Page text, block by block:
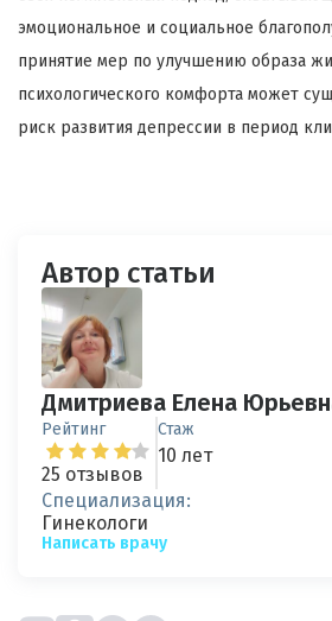
эмоциональное и социальное
принятие мер по улучшению образа
психологического комфорта может
риск развития депрессии в период
Автор статьи
Дмитриева Елена
Рейтинг
25 отзывов
Стаж
10 лет
Специализация:
Гинекологи
Написать врачу